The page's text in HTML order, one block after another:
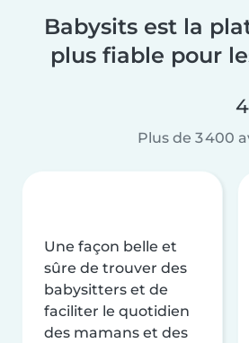
Babysits est la
plus fiable pour
Plus de 3 400
Une façon belle et
sûre de trouver des
babysitters et de
faciliter le quotidien
des mamans et des